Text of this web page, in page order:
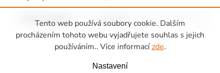
Tento web používá soubory cookie. Dalším
procházením tohoto webu vyjadřujete souhlas s jejich
používáním.. Více informacízde.
Nastavení
Počet uživatelů : max. 16
Zápatí